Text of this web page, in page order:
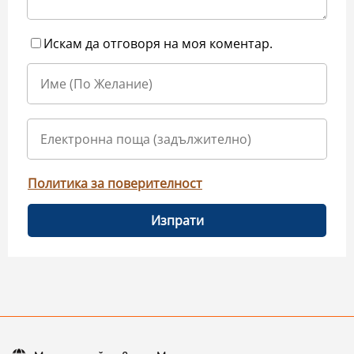
Искам да отговоря на моя коментар.
Политика за поверителност
Изпрати